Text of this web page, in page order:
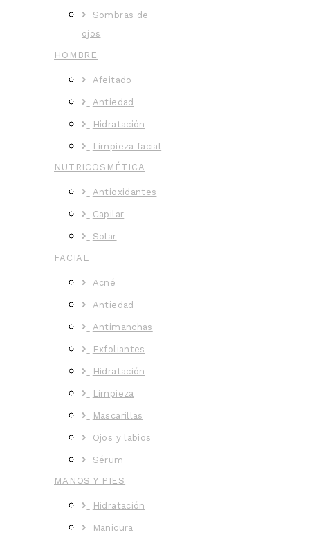
Sombras de
ojos
HOMBRE
Afeitado
Antiedad
Hidratación
Limpieza facial
NUTRICOSMÉTICA
Antioxidantes
Capilar
Solar
FACIAL
Acné
Antiedad
Antimanchas
Exfoliantes
Hidratación
Limpieza
Mascarillas
Ojos y labios
Sérum
MANOS Y PIES
Hidratación
Manicura